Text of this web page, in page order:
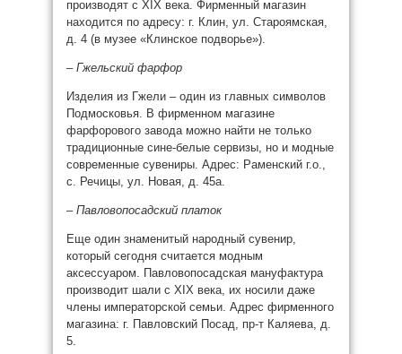
производят с XIX века. Фирменный магазин
находится по адресу: г. Клин, ул. Староямская,
д. 4 (в музее «Клинское подворье»).
– Гжельский фарфор
Изделия из Гжели – один из главных символов
Подмосковья. В фирменном магазине
фарфорового завода можно найти не только
традиционные сине-белые сервизы, но и модные
современные сувениры. Адрес: Раменский г.о.,
с. Речицы, ул. Новая, д. 45а.
– Павловопосадский платок
Еще один знаменитый народный сувенир,
который сегодня считается модным
аксессуаром. Павловопосадская мануфактура
производит шали с XIX века, их носили даже
члены императорской семьи. Адрес фирменного
магазина: г. Павловский Посад, пр-т Каляева, д.
5.